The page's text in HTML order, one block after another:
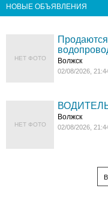
НОВЫЕ ОБЪЯВЛЕНИЯ
НЕТ ФОТО Волжск
02/08/2026,
НЕТ ФОТО
Волжск
02/08/2026,